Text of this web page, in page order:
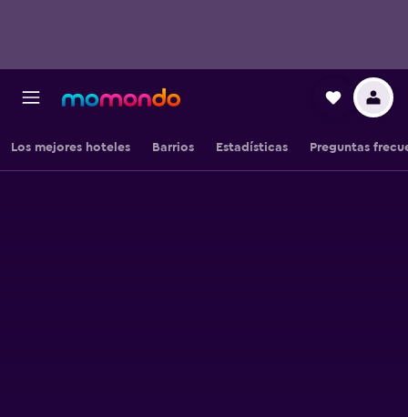
Los mejores hoteles Barrios Estadísticas Preguntas